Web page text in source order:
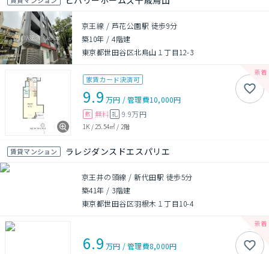
京王線 / 芦花公園駅 徒歩9分
築10年 /4階建
東京都世田谷区北烏山１丁目12-3
家賃カード決済可
9.9 万円 /管理費10,000円
敷 無料 礼 9.9万円
1K /25.54㎡ / 2階
賃貸マンション ラレジダンスドエスパリエ
京王井の頭線 / 新代田駅 徒歩5分
築41年 / 3階建
東京都世田谷区羽根木１丁目10-4
6.9 万円 /管理費8,000円